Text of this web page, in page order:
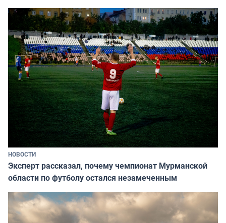
НОВОСТИ
Эксперт рассказал, почему чемпионат Мурманской
области по футболу остался незамеченным